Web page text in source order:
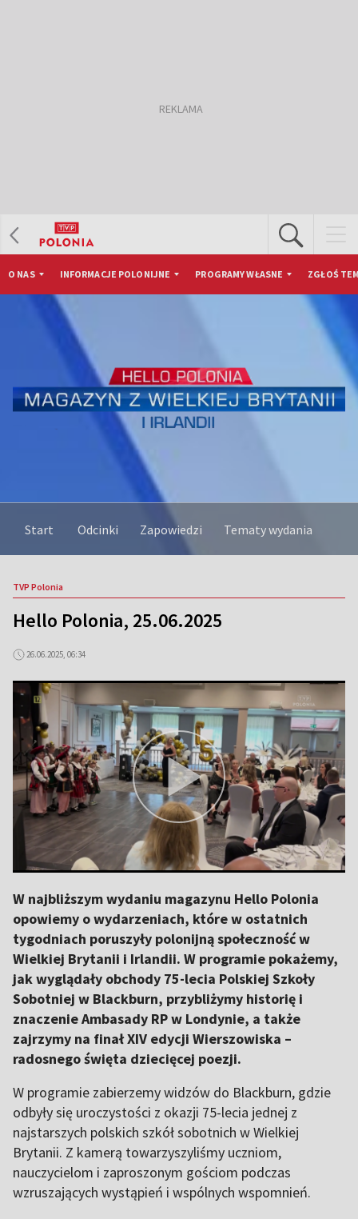
O NAS INFORMACJE POLONIJNE PROGRAMY WŁASNE ZGŁOŚ
Start Odcinki Zapowiedzi Tematy wydania
TVP Polonia
Hello Polonia, 25.06.2025
26.06.2025, 06:34
W najbliższym wydaniu magazynu Hello Polonia
opowiemy o wydarzeniach, które w ostatnich
tygodniach poruszyły polonijną społeczność w
Wielkiej Brytanii i Irlandii. W programie pokażemy,
jak wyglądały obchody 75-lecia Polskiej Szkoły
Sobotniej w Blackburn, przybliżymy historię i
znaczenie Ambasady RP w Londynie, a także
zajrzymy na finał XIV edycji Wierszowiska –
radosnego święta dziecięcej poezji.
W programie zabierzemy widzów do Blackburn, gdzie
odbyły się uroczystości z okazji 75-lecia jednej z
najstarszych polskich szkół sobotnich w Wielkiej
Brytanii. Z kamerą towarzyszyliśmy uczniom,
nauczycielom i zaproszonym gościom podczas
wzruszających wystąpień i wspólnych wspomnień.